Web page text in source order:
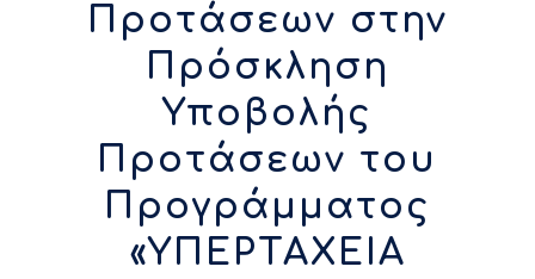
Προτάσεων στην
Πρόσκληση
Υποβολής
Προτάσεων του
Προγράμματος
«ΥΠΕΡΤΑΧΕΙΑ